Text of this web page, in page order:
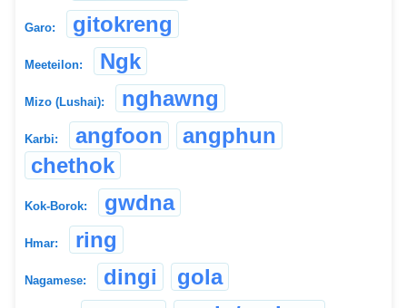
Garo: gitokreng
Meeteilon: Ngk
Mizo (Lushai): nghawng
Karbi: angfoon
angphun
chethok
Kok-Borok: gwdna
Hmar: ring
Nagamese: dingi gola